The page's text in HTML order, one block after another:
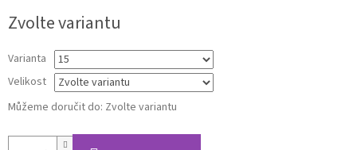
cena:
Zvolte variantu
Varianta
Velikost
Můžeme doručit do: Zvolte variantu